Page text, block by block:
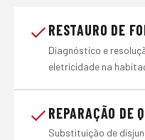
RESTAURO DE
Diagnóstico e
eletricidade na
REPARAÇÃO DE
Substituição de